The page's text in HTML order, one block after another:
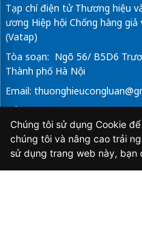
Tạp chí điện tử Thương hiệu
ương Hiệp hội Chống hàng
(Vatap)
Tòa soạn: Ngõ 56/ B5D6
Thành phố Hà Nội
Email:
Tổng Biên Tập: Vũ Đức Thuận
Giấy phép hoạt động báo chí
Thông tin và Truyền thông
Chúng tôi sử dụng Cookie
chúng tôi và nâng cao trải
sử dụng trang web này, bạn